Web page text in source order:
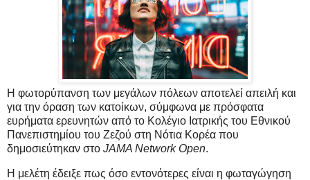
Η φωτορύπανση των μεγάλων πόλεων αποτελεί απειλή και
για την όραση των κατοίκων, σύμφωνα με πρόσφατα
ευρήματα ερευνητών από το Κολέγιο Ιατρικής του Εθνικού
Πανεπιστημίου του Ζεζού στη Νότια Κορέα που
δημοσιεύτηκαν στο JAMA Network Open.
Η μελέτη έδειξε πως όσο εντονότερες είναι η φωταγώγηση